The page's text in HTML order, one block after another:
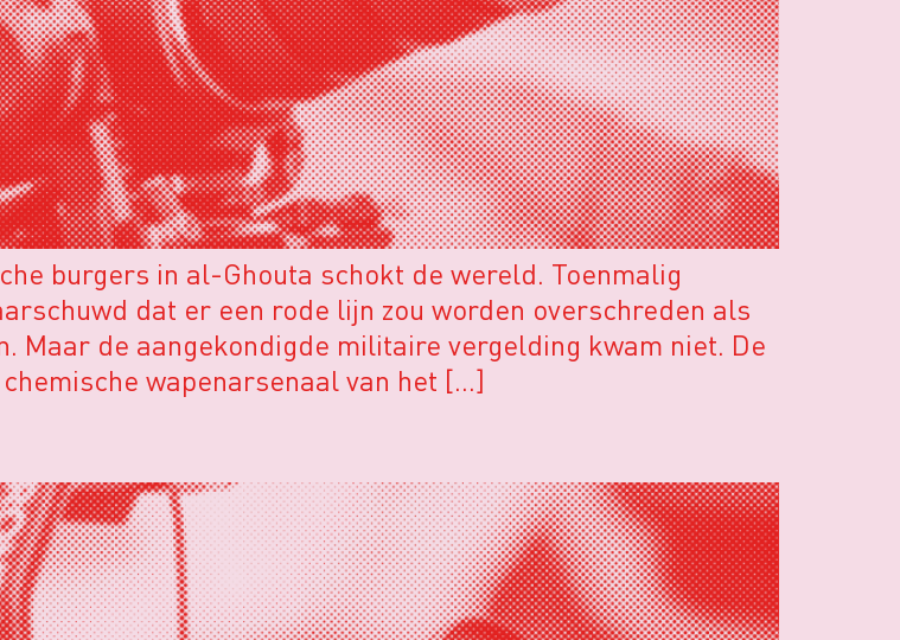
burgers in al-Ghouta schokt de wereld. Toenmalig
dat er een rode lijn zou worden overschreden als
Maar de aangekondigde militaire vergelding kwam niet. De
wapenarsenaal van het […]